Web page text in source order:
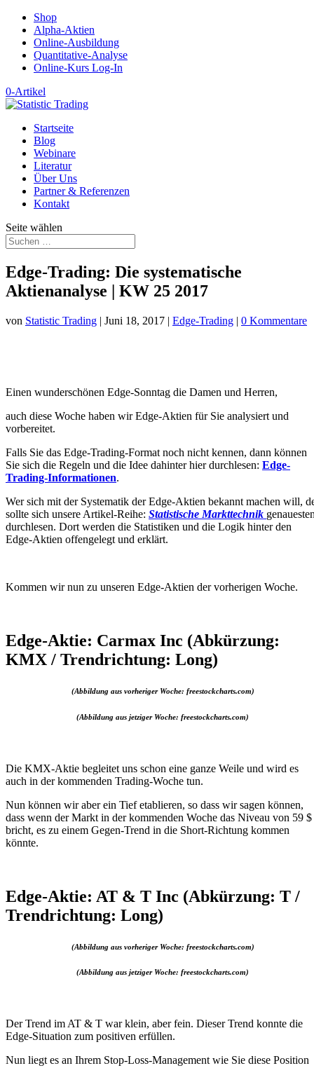
Shop
Alpha-Aktien
Online-Ausbildung
Quantitative-Analyse
Online-Kurs Log-In
0-Artikel
Startseite
Blog
Webinare
Literatur
Über Uns
Partner & Referenzen
Kontakt
Seite wählen
Edge-Trading: Die systematische
Aktienanalyse | KW 25 2017
von Statistic Trading | Juni 18, 2017 | Edge-Trading | 0 Kommentare
Einen wunderschönen Edge-Sonntag die Damen und Herren,
auch diese Woche haben wir Edge-Aktien für Sie analysiert und
vorbereitet.
Falls Sie das Edge-Trading-Format noch nicht kennen, dann können
Sie sich die Regeln und die Idee dahinter hier durchlesen: Edge-
Trading-Informationen.
Wer sich mit der Systematik der Edge-Aktien bekannt machen will,
sollte sich unsere Artikel-Reihe: Statistische Markttechnik
durchlesen. Dort werden die Statistiken und die Logik hinter den
Edge-Aktien offengelegt und erklärt.
Kommen wir nun zu unseren Edge-Aktien der vorherigen Woche.
Edge-Aktie: Carmax Inc (Abkürzung:
KMX / Trendrichtung: Long)
(Abbildung aus vorheriger Woche: freestockcharts.com)
(Abbildung aus jetziger Woche: freestockcharts.com)
Die KMX-Aktie begleitet uns schon eine ganze Weile und wird es
auch in der kommenden Trading-Woche tun.
Nun können wir aber ein Tief etablieren, so dass wir sagen können,
dass wenn der Markt in der kommenden Woche das Niveau von 59 $
bricht, es zu einem Gegen-Trend in die Short-Richtung kommen
könnte.
Edge-Aktie: AT & T Inc (Abkürzung: T /
Trendrichtung: Long)
(Abbildung aus vorheriger Woche: freestockcharts.com)
(Abbildung aus jetziger Woche: freestockcharts.com)
Der Trend im AT & T war klein, aber fein. Dieser Trend konnte die
Edge-Situation zum positiven erfüllen.
Nun liegt es an Ihrem Stop-Loss-Management wie Sie diese Position